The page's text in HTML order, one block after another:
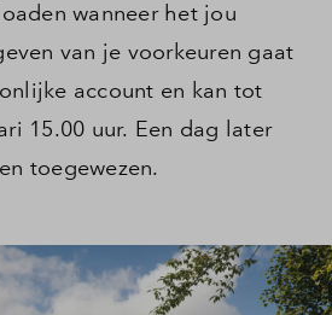
Inloggen
wanneer het jou
van je voorkeuren gaat
account en kan tot
15.00 uur. Een dag later
toegewezen.